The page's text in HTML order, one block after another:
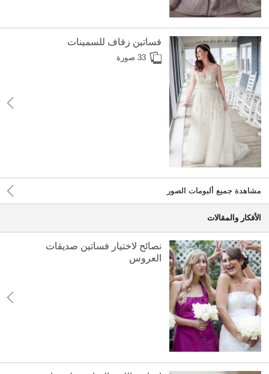
فساتين زفاف للسمينات
33 صورة
مشاهدة جميع ألبومات الصور
الأفكار والمقالات
نصائح لاختيار فساتين صديقات
العروس